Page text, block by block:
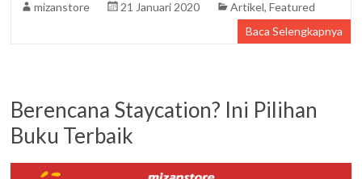
mizanstore 21 Januari 2020 Artikel,Featured
Baca Selengkapnya
Berencana Staycation? Ini Pilihan
Buku Terbaik